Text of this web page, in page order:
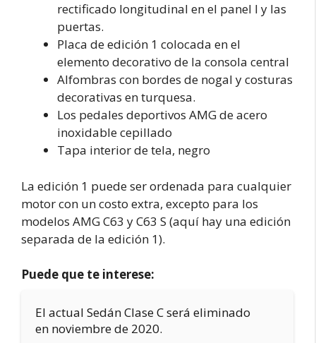
rectificado longitudinal en el panel I y las
puertas.
Placa de edición 1 colocada en el
elemento decorativo de la consola central
Alfombras con bordes de nogal y costuras
decorativas en turquesa.
Los pedales deportivos AMG de acero
inoxidable cepillado
Tapa interior de tela, negro
La edición 1 puede ser ordenada para cualquier
motor con un costo extra, excepto para los
modelos AMG C63 y C63 S (aquí hay una edición
separada de la edición 1).
Puede que te interese:
El actual Sedán Clase C será eliminado
en noviembre de 2020.